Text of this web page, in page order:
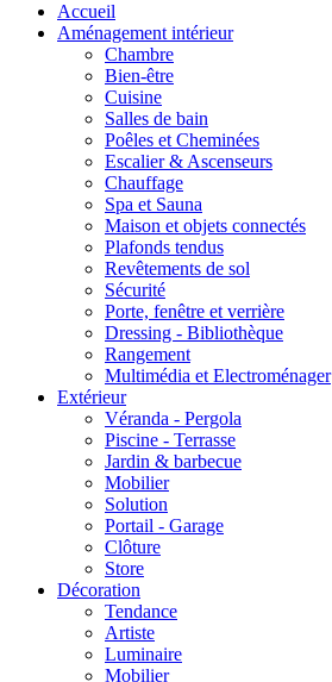
Accueil
Aménagement intérieur
Chambre
Bien-être
Cuisine
Salles de bain
Poêles et Cheminées
Escalier & Ascenseurs
Chauffage
Spa et Sauna
Maison et objets connectés
Plafonds tendus
Revêtements de sol
Sécurité
Porte, fenêtre et verrière
Dressing - Bibliothèque
Rangement
Multimédia et Electroménager
Extérieur
Véranda - Pergola
Piscine - Terrasse
Jardin & barbecue
Mobilier
Solution
Portail - Garage
Clôture
Store
Décoration
Tendance
Artiste
Luminaire
Mobilier